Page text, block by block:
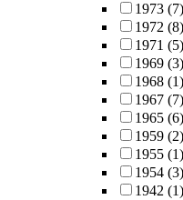
1973 (7)
1972 (8)
1971 (5)
1969 (3)
1968 (1)
1967 (7)
1965 (6)
1959 (2)
1955 (1)
1954 (3)
1942 (1)